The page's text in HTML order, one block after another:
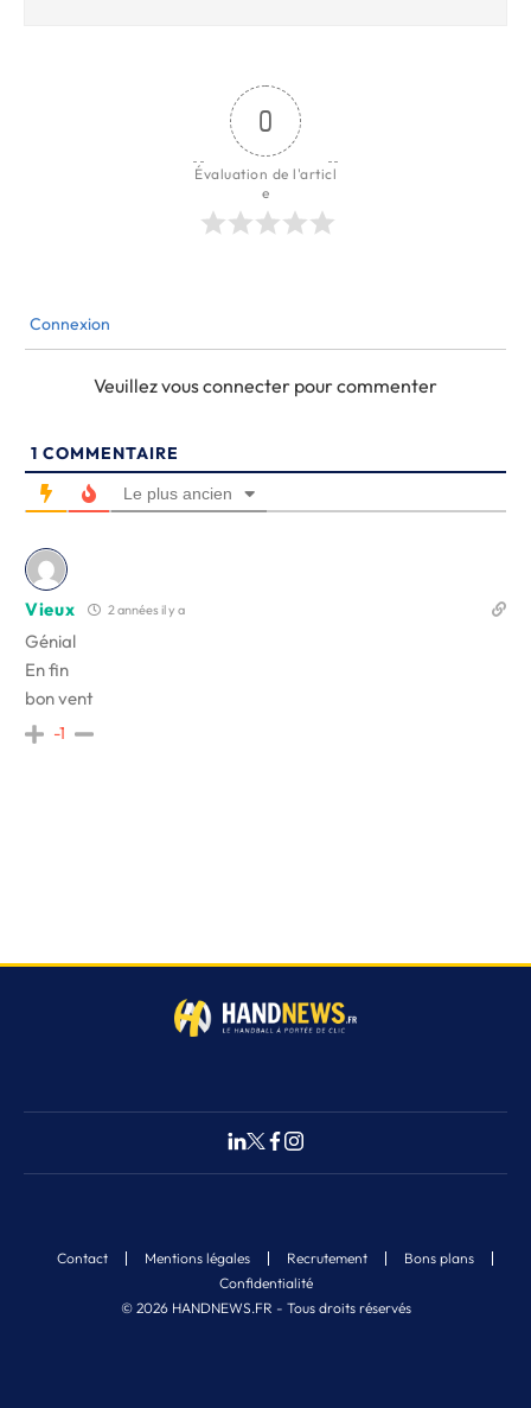
0
Évaluation de l'articl
e
Connexion
Veuillez vous connecter pour commenter
1 COMMENTAIRE
Le plus ancien
Vieux 2 années il y a
Génial
En fin
bon vent
-1
© 2026 HANDNEWS.FR - Tous droits réservés
Contact Mentions légales Recrutement
Bons plans
Confidentialité